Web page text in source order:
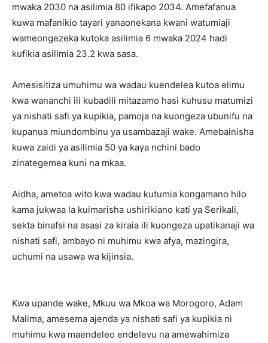
mwaka 2030 na asilimia 80 ifikapo 2034. Amefafanua
kuwa mafanikio tayari yanaonekana kwani watumiaji
wameongezeka kutoka asilimia 6 mwaka 2024 hadi
kufikia asilimia 23.2 kwa sasa.
Amesisitiza umuhimu wa wadau kuendelea kutoa elimu
kwa wananchi ili kubadili mitazamo hasi kuhusu matumizi
ya nishati safi ya kupikia, pamoja na kuongeza ubunifu na
kupanua miundombinu ya usambazaji wake. Amebainisha
kuwa zaidi ya asilimia 50 ya kaya nchini bado
zinategemea kuni na mkaa.
Aidha, ametoa wito kwa wadau kutumia kongamano hilo
kama jukwaa la kuimarisha ushirikiano kati ya Serikali,
sekta binafsi na asasi za kiraia ili kuongeza upatikanaji wa
nishati safi, ambayo ni muhimu kwa afya, mazingira,
uchumi na usawa wa kijinsia.
Kwa upande wake, Mkuu wa Mkoa wa Morogoro, Adam
Malima, amesema ajenda ya nishati safi ya kupikia ni
muhimu kwa maendeleo endelevu na amewahimiza